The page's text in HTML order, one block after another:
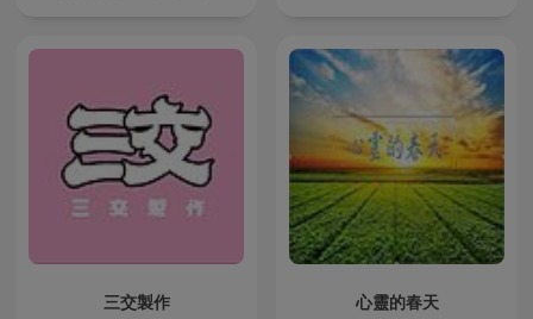
三交製作 心靈的春天